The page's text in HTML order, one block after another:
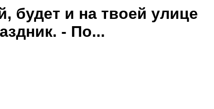
будет и на твоей улице
- По...